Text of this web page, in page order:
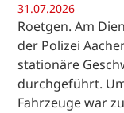
31.07.2026
Roetgen. Am
der Polizei
stationäre
durchgeführt.
Fahrzeuge war